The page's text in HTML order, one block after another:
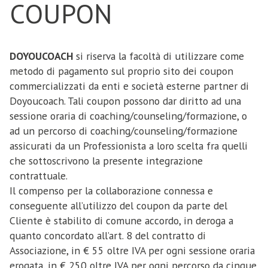
riferimento tramite bonifico sul conto bancario
dalla natura dell’attività. La società non garantisce
in alcun modo un numero minimo di clienti e/o di
sessioni di coaching, counseling e/o di servizi di
formazione e sviluppo.
Articolo 3 - Modalità di svolgimento del coaching e
del counseling
Il Professionista si impegna a svolgere le attività on
line sulla piattaforma DOYOUCOACH nel rispetto
del Codice Etico e di Condotta Professionale
riportato di seguito nella presente pagina del sito.
Ogni violazione del codice etico legittima il
committente a risolvere il presente contratto per
inadempimento, a seguito di semplice
riservatezza e di altre condizioni dell’accordo di
coaching/counseling. La società richiede
il pubblico degli utenti. In nessun modo è permesso
di recare offesa e pregiudizio a comportamenti o a
credenze riconosciuti dalla coscienza civile. In
particolare, stabilirà limiti chiari, opportuni e
sensibili delle diversità culturali nel gestire la
relazione.
L’associato si impegna a rispettare il diritto del
cliente di risolvere il rapporto di
coaching/counseling/formazione in qualsiasi
momento durante il percorso, fatte salve le
disposizioni dell’accordo. Inoltre l’associato - qualora
ritenga per motivi di competenza professionale, che
gli utenti possano essere seguiti meglio da altri
professionisti - ne incoraggerà le nuove soluzioni.
Obblighi normativi
COUPON
DOYOUCOACH si riserva la facoltà di utilizzare come
metodo di pagamento sul proprio sito dei coupon
commercializzati da enti e società esterne partner di
Doyoucoach. Tali coupon possono dar diritto ad una
sessione oraria di coaching/counseling/formazione, o
ad un percorso di coaching/counseling/formazione
assicurati da un Professionista a loro scelta fra quelli
che sottoscrivono la presente integrazione
contrattuale.
Il compenso per la collaborazione connessa e
conseguente all’utilizzo del coupon da parte del
Cliente è stabilito di comune accordo, in deroga a
quanto concordato all’art. 8 del contratto di
Associazione, in € 55 oltre IVA per ogni sessione oraria